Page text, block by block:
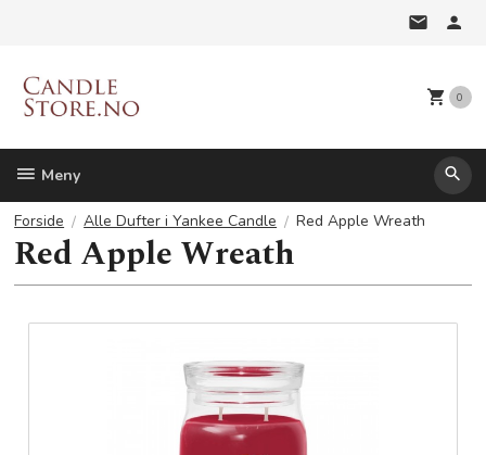
0
Meny
Forside Alle Dufter i Yankee Candle Red Apple Wreath
Red Apple Wreath